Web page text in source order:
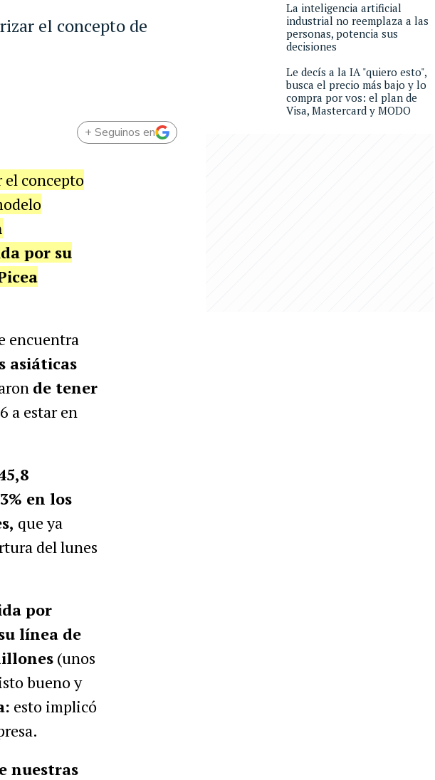
el concepto de
+ Seguinos en
el concepto
por su
encuentra
asiáticas
de tener
a estar en
en los
que ya
del lunes
por
línea de
(unos
bueno y
esto implicó
nuestras
La inteligencia artificial
industrial no reemplaza a las
personas, potencia sus
decisiones
Le decís a la IA "quiero esto",
busca el precio más bajo y lo
compra por vos: el plan de
Visa, Mastercard y MODO